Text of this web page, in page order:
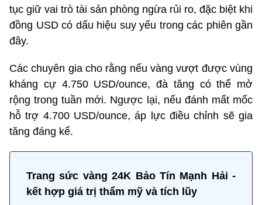
tục giữ vai trò tài sản phòng ngừa rủi ro, đặc biệt khi
đồng USD có dấu hiệu suy yếu trong các phiên gần
đây.
Các chuyên gia cho rằng nếu vàng vượt được vùng
kháng cự 4.750 USD/ounce, đà tăng có thể mở
rộng trong tuần mới. Ngược lại, nếu đánh mất mốc
hỗ trợ 4.700 USD/ounce, áp lực điều chỉnh sẽ gia
tăng đáng kể.
Trang sức vàng 24K Bảo Tín Mạnh Hải -
kết hợp giá trị thẩm mỹ và tích lũy